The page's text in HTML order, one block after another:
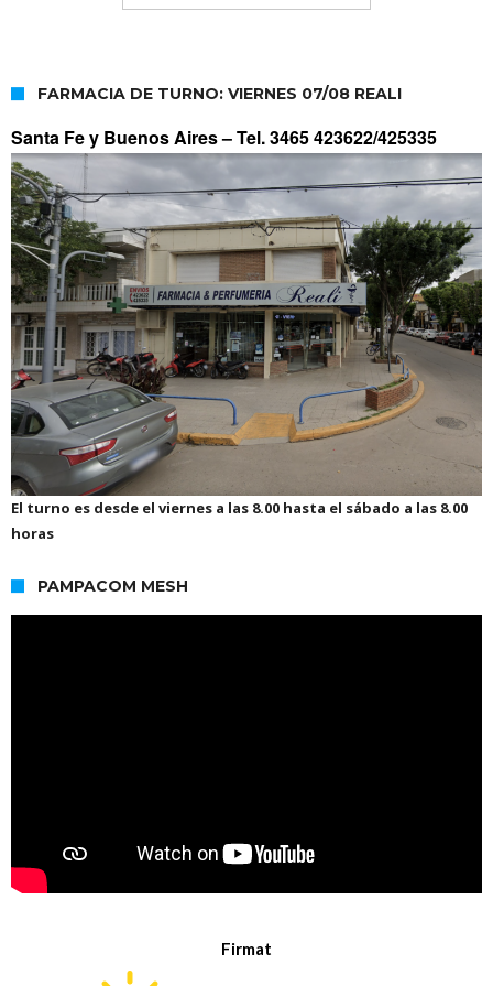
FARMACIA DE TURNO: VIERNES 07/08 REALI
Santa Fe y Buenos Aires –Tel. 3465 423622/425335
El turno es desde el viernes a las 8.00 hasta el sábado a las 8.00
horas
PAMPACOM MESH
Firmat